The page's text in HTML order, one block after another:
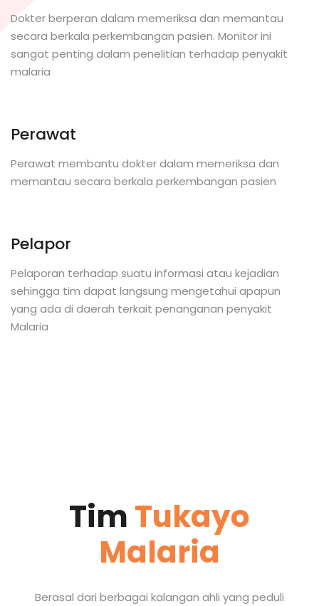
Dokter berperan dalam memeriksa dan memantau
secara berkala perkembangan pasien. Monitor ini
sangat penting dalam penelitian terhadap penyakit
malaria
Perawat
Perawat membantu dokter dalam memeriksa dan
memantau secara berkala perkembangan pasien
Pelapor
Pelaporan terhadap suatu informasi atau kejadian
sehingga tim dapat langsung mengetahui apapun
yang ada di daerah terkait penanganan penyakit
Malaria
Tim Tukayo
Malaria
Berasal dari berbagai kalangan ahli yang peduli